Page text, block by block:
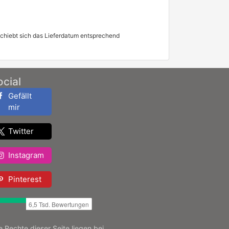
sich das Lieferdatum entsprechend
Gefällt
mir
Twitter
Instagram
Pinterest